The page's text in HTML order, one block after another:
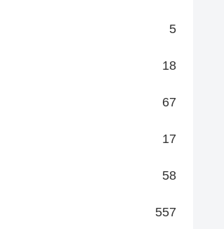
5
18
67
17
58
557